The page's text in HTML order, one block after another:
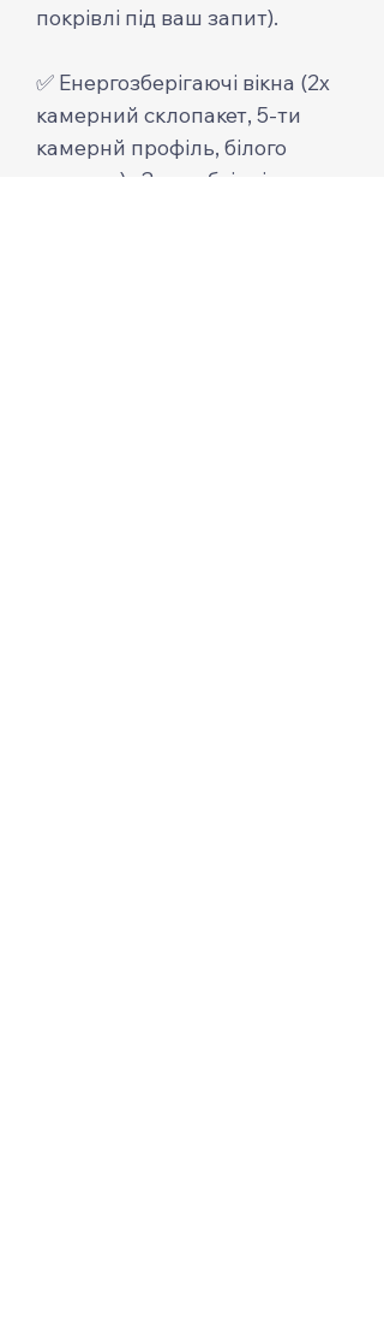
покрівлі під ваш запит).
✅ Енергозберігаючі вікна (2х
камерний склопакет, 5-ти
камернй профіль, білого
кольору). За необхідністю